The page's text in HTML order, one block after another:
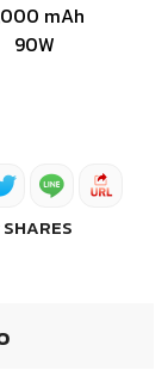
mAh
90W
SHARES